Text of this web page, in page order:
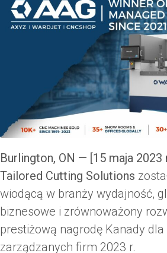
Burlington, ON — [15 maja 2023
Tailored Cutting Solutions
wiodącą w branży wydajność,
biznesowe i zrównoważony
prestiżową nagrodę Kanady
zarządzanych firm 2023 r.